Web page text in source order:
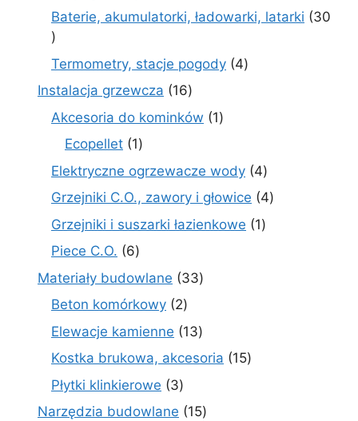
produkty
Baterie, akumulatorki, ładowarki, latarki
30
30
produktów
Termometry, stacje pogody 44
Instalacja grzewcza 1616
produktów
Akcesoria do kominków 11
Ecopellet 11
Elektryczne ogrzewacze wody 44
produkty
Grzejniki C.O., zawory i głowice 44
Grzejniki i suszarki łazienkowe 11
Piece C.O. 66
produktów
Materiały budowlane 3333
Beton komórkowy 22
produkty
Elewacje kamienne 1313
produktów
Kostka brukowa, akcesoria 1515
Płytki klinkierowe 33
produkty
Narzędzia budowlane 1515